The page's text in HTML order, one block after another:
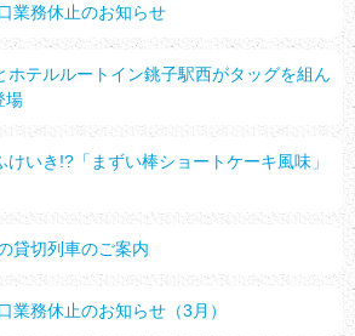
業務休止のお知らせ
ホテルルートイン銚子駅西がタッグを組ん
場
けいき!?「まずい棒ショートケーキ風味」
貸切列車のご案内
業務休止のお知らせ（3月）